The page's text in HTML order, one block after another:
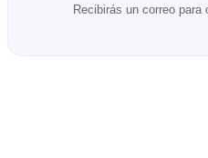
Recibirás un correo